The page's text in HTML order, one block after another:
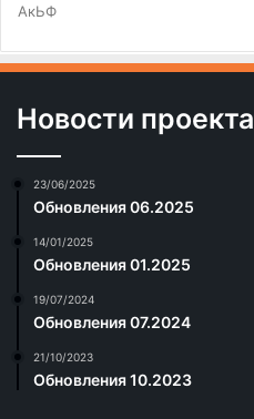
АкЬФ
Новости проекта
23/06/2025
Обновления 06.2025
14/01/2025
Обновления 01.2025
19/07/2024
Обновления 07.2024
21/10/2023
Обновления 10.2023